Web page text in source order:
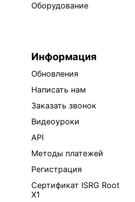
Оборудование
Информация
Обновления
Написать нам
Заказать звонок
Видеоуроки
API
Методы платежей
Регистрация
Сертификат ISRG Root
X1